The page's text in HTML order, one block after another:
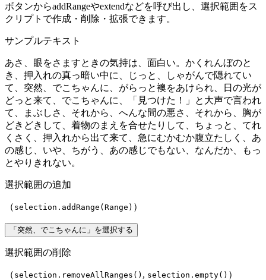
ボタンからaddRangeやextendなどを呼び出し、選択範囲をス
クリプトで作成・削除・拡張できます。
サンプルテキスト
あさ、眼をさますときの気持は、面白い。かくれんぼのと
き、押入れの真っ暗い中に、じっと、しゃがんで隠れてい
て、突然、でこちゃんに、がらっと襖をあけられ、日の光が
どっと来て、でこちゃんに、「見つけた！」と大声で言われ
て、まぶしさ、それから、へんな間の悪さ、それから、胸が
どきどきして、着物のまえを合せたりして、ちょっと、てれ
くさく、押入れから出て来て、急にむかむか腹立たしく、あ
の感じ、いや、ちがう、あの感じでもない、なんだか、もっ
とやりきれない。
選択範囲の追加
（ selection.addRange(Range) ）
「突然、でこちゃんに」を選択する
選択範囲の削除
（ selection.removeAllRanges() , selection.empty() ）